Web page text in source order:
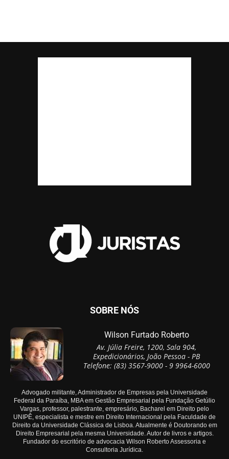
SOBRE NÓS
Wilson Furtado Roberto
Av. Júlia Freire, 1200, Sala 904,
Expedicionários, João Pessoa - PB
Telefone: (83) 3567-9000 - 9 9964-6000
Advogado militante, Administrador de Empresas pela Universidade
Federal da Paraíba, MBA em Gestão Empresarial pela Fundação Getúlio
Vargas, professor, palestrante, empresário, Bacharel em Direito pelo
UNIPÊ, especialista e mestre em Direito Internacional pela Faculdade de
Direito da Universidade Clássica de Lisboa. Atualmente é Doutorando em
Direito Empresarial pela mesma Universidade. Autor de livros e artigos.
Fundador do escritório de advocacia Wilson Roberto Assessoria e
Consultoria Jurídica.